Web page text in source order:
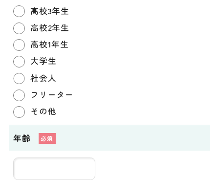
高校3年生
高校2年生
高校1年生
大学生
社会人
フリーター
その他
年齢